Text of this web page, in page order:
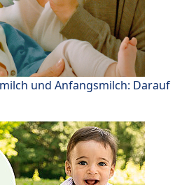
und Anfangsmilch: Darauf